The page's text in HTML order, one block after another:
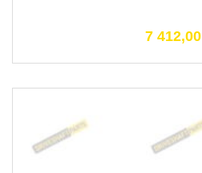
7 412,00